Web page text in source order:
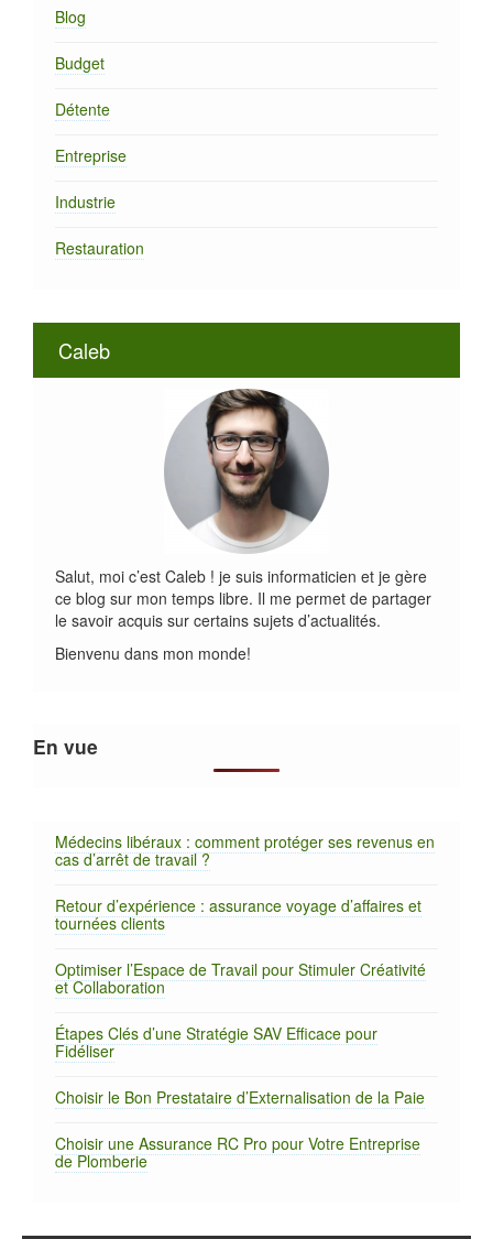
Blog
Budget
Détente
Entreprise
Industrie
Restauration
Caleb
Salut, moi c’est Caleb ! je suis informaticien et je gère
ce blog sur mon temps libre. Il me permet de partager
le savoir acquis sur certains sujets d’actualités.
Bienvenu dans mon monde!
En vue
Médecins libéraux : comment protéger ses revenus en
cas d’arrêt de travail ?
Retour d’expérience : assurance voyage d’affaires et
tournées clients
Optimiser l’Espace de Travail pour Stimuler Créativité
et Collaboration
Étapes Clés d’une Stratégie SAV Efficace pour
Fidéliser
Choisir le Bon Prestataire d’Externalisation de la Paie
Choisir une Assurance RC Pro pour Votre Entreprise
de Plomberie